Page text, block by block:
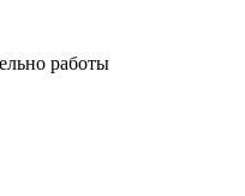
работы